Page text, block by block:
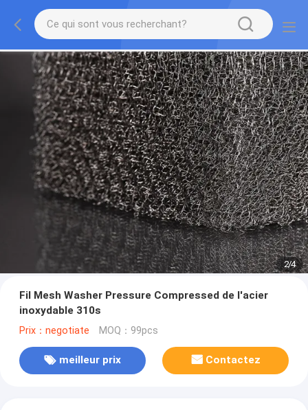
2/4
Fil Mesh Washer Pressure Compressed de l'acier
inoxydable 310s
Prix：negotiate MOQ：99pcs
meilleur prix Contactez